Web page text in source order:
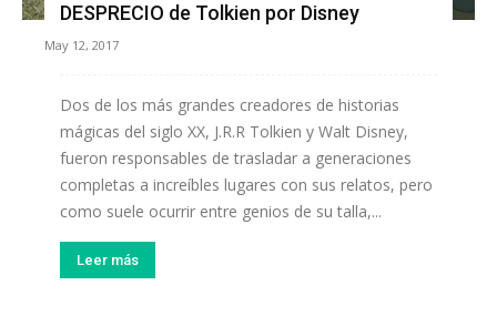
DESPRECIO de Tolkien por Disney
May 12, 2017
Dos de los más grandes creadores de historias
mágicas del siglo XX, J.R.R Tolkien y Walt Disney,
fueron responsables de trasladar a generaciones
completas a increíbles lugares con sus relatos, pero
como suele ocurrir entre genios de su talla,...
Leer más